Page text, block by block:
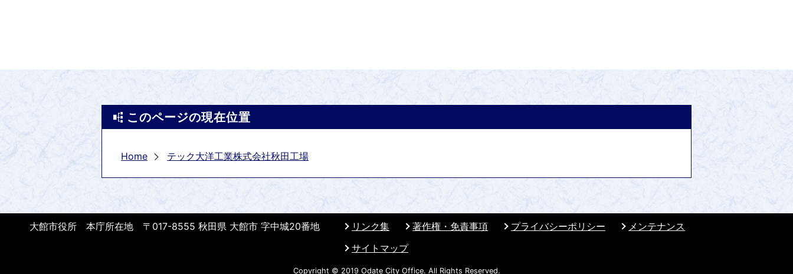
このページの現在位置
Home テック大洋工業株式会社秋田工場
リンク集 著作権・免責事項 プライバシーポリシー
メンテナンス
サイトマップ
大館市役所 本庁所在地 〒017-8555 秋田県 大館市 字中城20番地
Copyright © 2019 Odate City Office. All Rights Reserved.